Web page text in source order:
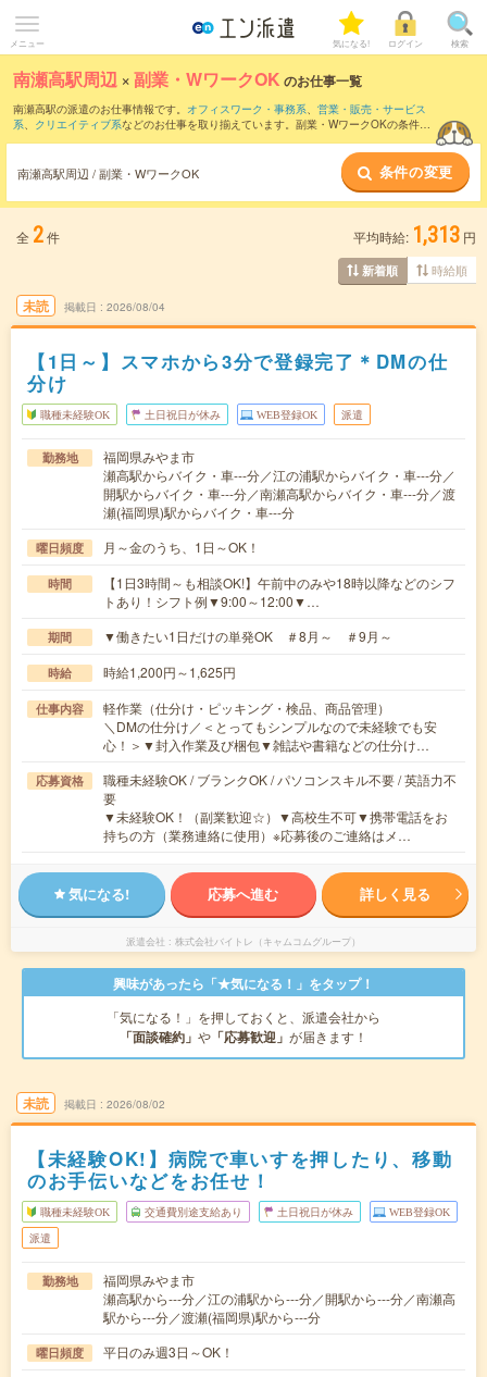
メニュー 気になる! ログイン 検索
南瀬高駅周辺 ×副業・WワークOK のお仕事一覧
南瀬高駅の派遣のお仕事情報です。 オフィスワーク・事務系、 営業・販売・サービス
系、 クリエイティブ系などのお仕事を取り揃えています。副業・WワークOKの条件の
南瀬高駅周辺 / 副業・WワークOK 条件の変更
全 2件 平均時給: 1,313 円
新着順 時給順
未読 掲載日 2026/08/04
【1日～】スマホから3分で登録完了＊DMの仕
分け
職種未経験OK 土日祝日が休み WEB登録OK 派遣
勤務地
福岡県みやま市
瀬高駅からバイク・車---分／江の浦駅からバイク・車---分／
開駅からバイク・車---分／南瀬高駅からバイク・車---分／渡
瀬(福岡県)駅からバイク・車---分
曜日頻度 月～金のうち、1日～OK！
時間
【1日3時間～も相談OK!】午前中のみや18時以降などのシフ
トあり！シフト例▼9:00～12:00▼…
期間 ▼働きたい1日だけの単発OK ＃8月～ ＃9月～
時給 時給1,200円～1,625円
仕事内容
軽作業（仕分け・ピッキング・検品、商品管理）
＼DMの仕分け／＜とってもシンプルなので未経験でも安
心！＞▼封入作業及び梱包▼雑誌や書籍などの仕分け…
応募資格
職種未経験OK / ブランクOK / パソコンスキル不要 / 英語力不
要
▼未経験OK！（副業歓迎☆）▼高校生不可▼携帯電話をお
持ちの方（業務連絡に使用）※応募後のご連絡はメ…
気になる! 応募へ進む 詳しく見る
派遣会社 株式会社バイトレ（キャムコムグループ）
興味があったら「★気になる！」をタップ！
「気になる！」を押しておくと、派遣会社から
「面談確約」 や 「応募歓迎」 が届きます！
未読 掲載日 2026/08/02
【未経験OK!】病院で車いすを押したり、移動
のお手伝いなどをお任せ！
職種未経験OK 交通費別途支給あり 土日祝日が休み WEB登録OK
派遣
勤務地
福岡県みやま市
瀬高駅から---分／江の浦駅から---分／開駅から---分／南瀬高
駅から---分／渡瀬(福岡県)駅から---分
曜日頻度 平日のみ週3日～OK！